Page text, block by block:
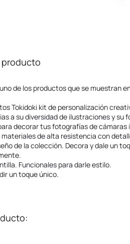
producto
de los productos que se muestran
Tokidoki kit de personalización
a su diversidad de ilustraciones y su
decorar tus fotografías de cámaras
materiales de alta resistencia con
de la colección. Decora y dale un
Funcionales para darle estilo.
un toque único.